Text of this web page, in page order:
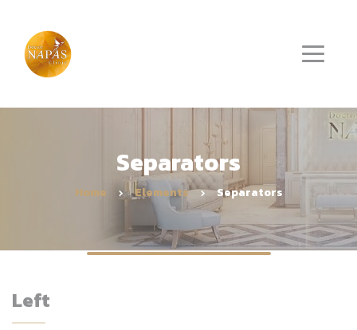
Separators
Home Elements Separators
Left